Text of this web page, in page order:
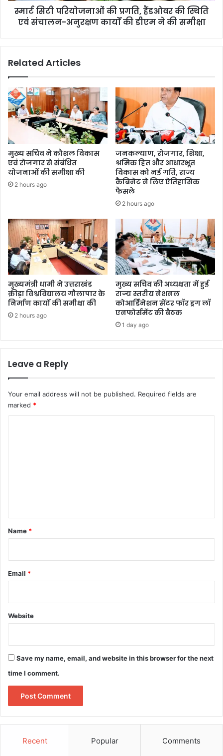
स्मार्ट सिटी परियोजनाओं की प्रगति, हैंडओवर की स्थिति
एवं संचालन-अनुरक्षण कार्यों की डीएम ने की समीक्षा
Related Articles
मुख्य सचिव ने कौशल विकास
एवं रोजगार से संबंधित
योजनाओं की समीक्षा की
2 hours ago
जनकल्याण, रोजगार, शिक्षा,
श्रमिक हित और आधारभूत
विकास को नई गति, राज्य
कैबिनेट ने लिए ऐतिहासिक
फैसले
2 hours ago
मुख्यमंत्री धामी ने उत्तराखंड
क्रीड़ा विश्वविद्यालय गौलापार के
निर्माण कार्यों की समीक्षा की
2 hours ago
मुख्य सचिव की अध्यक्षता में हुई
राज्य स्तरीय नेशनल
कोआर्डिनेशन सेंटर फॉर ड्रग लॉ
एनफोर्समेंट की बैठक
1 day ago
Leave a Reply
Your email address will not be published. Required fields are
marked *
*
Name *
Email *
Website
Save my name, email, and website in this browser for the next
time I comment.
Recent Popular Comments